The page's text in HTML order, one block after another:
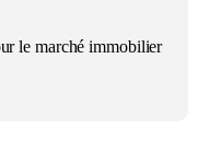
le marché immobilier